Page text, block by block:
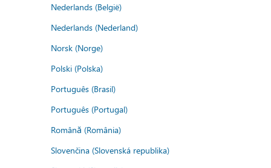
Nederlands (België)
Nederlands (Nederland)
Norsk (Norge)
Polski (Polska)
Português (Brasil)
Português (Portugal)
Română (România)
Slovenčina (Slovenská republika)